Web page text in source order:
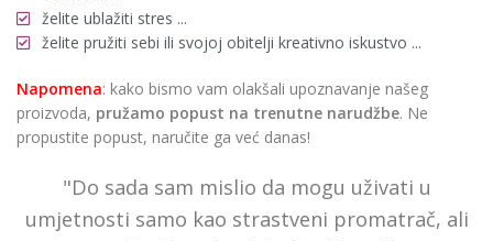
želite ublažiti stres ...
želite pružiti sebi ili svojoj obitelji kreativno iskustvo ...
Napomena: kako bismo vam olakšali upoznavanje našeg
proizvoda, pružamo popust na trenutne narudžbe. Ne
propustite popust, naručite ga već danas!
"Do sada sam mislio da mogu uživati u
umjetnosti samo kao strastveni promatrač, ali